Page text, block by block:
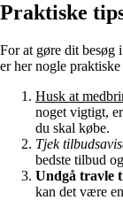
Praktiske
For at gøre dit
er her nogle praktiske
Husk at
noget vigtigt,
du skal købe.
Tjek
bedste tilbud
Undgå travle
kan det være